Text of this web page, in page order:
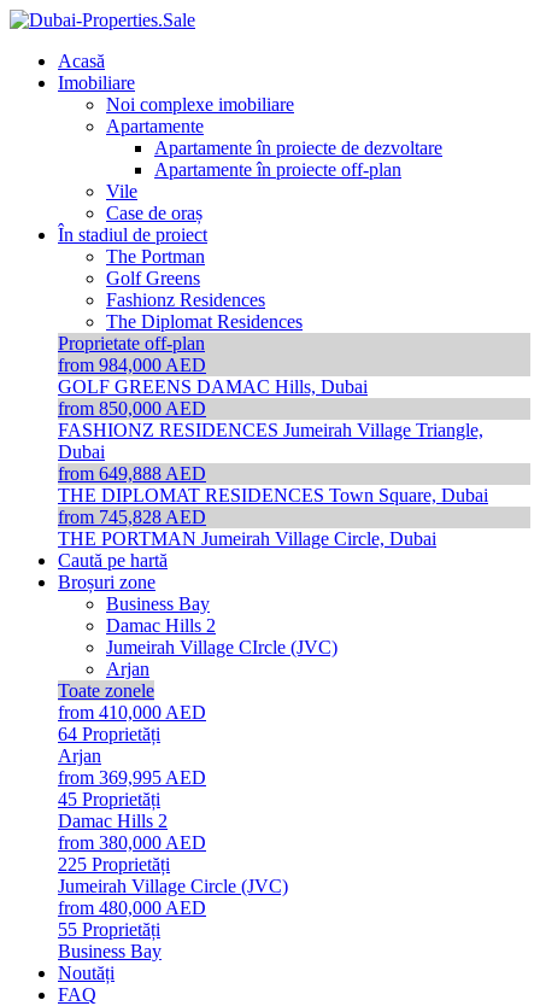
Acasă
Imobiliare
Noi complexe imobiliare
Apartamente
Apartamente în proiecte de dezvoltare
Apartamente în proiecte off-plan
Vile
Case de oraș
În stadiul de proiect
The Portman
Golf Greens
Fashionz Residences
The Diplomat Residences
Proprietate off-plan
from 984,000 AED
GOLF GREENS DAMAC Hills, Dubai
from 850,000 AED
FASHIONZ RESIDENCES Jumeirah Village Triangle,
Dubai
from 649,888 AED
THE DIPLOMAT RESIDENCES Town Square, Dubai
from 745,828 AED
THE PORTMAN Jumeirah Village Circle, Dubai
Caută pe hartă
Broșuri zone
Business Bay
Damac Hills 2
Jumeirah Village CIrcle (JVC)
Arjan
Toate zonele
from 410,000 AED
64 Proprietăți
Arjan
from 369,995 AED
45 Proprietăți
Damac Hills 2
from 380,000 AED
225 Proprietăți
Jumeirah Village Circle (JVC)
from 480,000 AED
55 Proprietăți
Business Bay
Noutăți
FAQ